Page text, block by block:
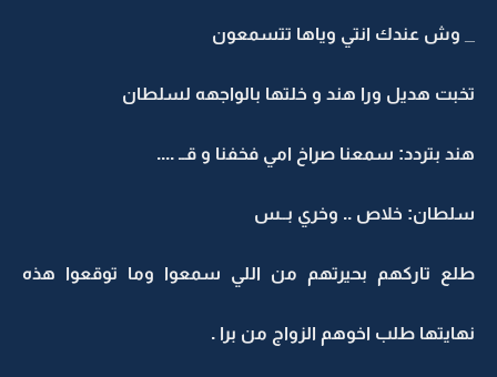
_ وش عندك انتي وياها تتسمعون
تخبت هديل ورا هند و خلتها بالواجهه لسلطان
هند بتردد: سمعنا صراخ امي فخفنا و قــ ....
سلطان: خلاص .. وخري بــس
طلع تاركهم بحيرتهم من اللي سمعوا وما توقعوا هذه
نهايتها طلب اخوهم الزواج من برا .